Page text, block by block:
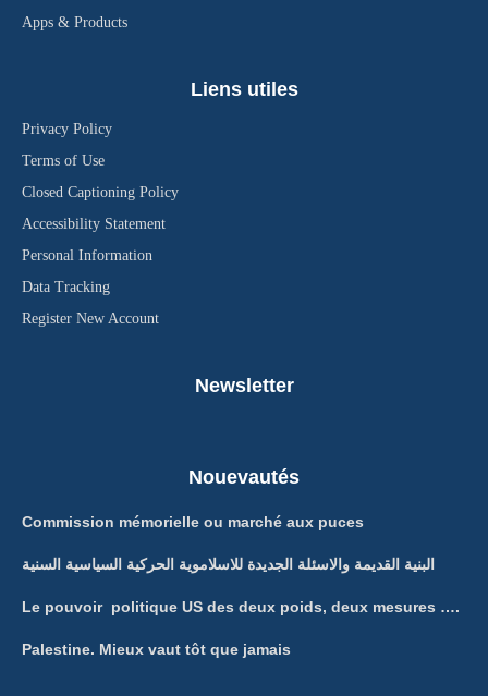
Apps & Products
Liens utiles
Privacy Policy
Terms of Use
Closed Captioning Policy
Accessibility Statement
Personal Information
Data Tracking
Register New Account
Newsletter
Nouevautés
Commission mémorielle ou marché aux puces
البنية القديمة والاسئلة الجديدة للاسلاموية الحركية السياسية السنية
Le pouvoir politique US des deux poids, deux mesures ….
Palestine. Mieux vaut tôt que jamais